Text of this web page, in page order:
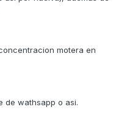
motera en
de wathsapp o asi.